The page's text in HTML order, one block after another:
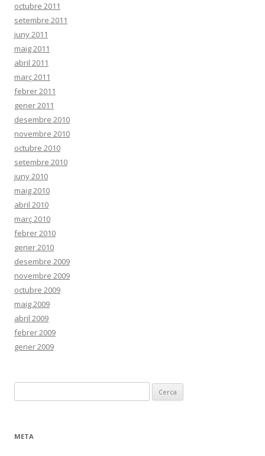
octubre 2011
setembre 2011
juny 2011
maig 2011
abril 2011
març 2011
febrer 2011
gener 2011
desembre 2010
novembre 2010
octubre 2010
setembre 2010
juny 2010
maig 2010
abril 2010
març 2010
febrer 2010
gener 2010
desembre 2009
novembre 2009
octubre 2009
maig 2009
abril 2009
febrer 2009
gener 2009
e
cMETA